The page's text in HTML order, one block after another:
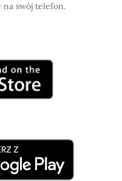
na swój telefon.